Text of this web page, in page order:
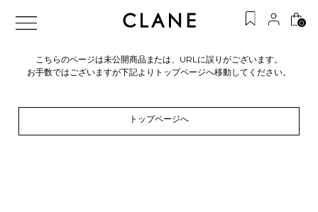
0
こちらのページは未公開商品または、URLに誤りがございます。
お手数ではございますが下記よりトップページへ移動してください。
トップページへ